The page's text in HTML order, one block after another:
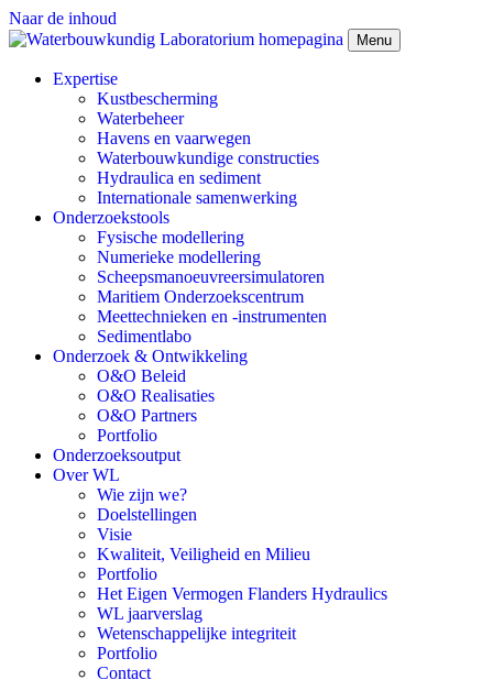
Naar de inhoud
Menu
Expertise
Kustbescherming
Waterbeheer
Havens en vaarwegen
Waterbouwkundige constructies
Hydraulica en sediment
Internationale samenwerking
Onderzoekstools
Fysische modellering
Numerieke modellering
Scheepsmanoeuvreersimulatoren
Maritiem Onderzoekscentrum
Meettechnieken en -instrumenten
Sedimentlabo
Onderzoek & Ontwikkeling
O&O Beleid
O&O Realisaties
O&O Partners
Portfolio
Onderzoeksoutput
Over WL
Wie zijn we?
Doelstellingen
Visie
Kwaliteit, Veiligheid en Milieu
Portfolio
Het Eigen Vermogen Flanders Hydraulics
WL jaarverslag
Wetenschappelijke integriteit
Portfolio
Contact